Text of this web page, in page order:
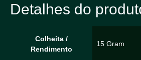
Detalhes do
Colheita /
Rendimento
15 Gram